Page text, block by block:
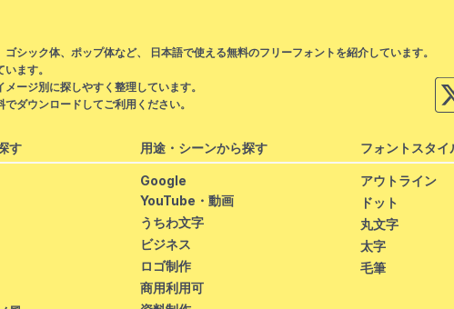
送
り
シック体、ポップ体など、 日本語で使える無料のフリーフォントを紹介しています。
ます。
ージ別に探しやすく整理しています。
ダウンロードしてご利用ください。
す 用途・シーンから探す
Google
YouTube・動画
うちわ文字
ビジネス
ロゴ制作
商用利用可
フォントスタイ
アウトライン
ドット
丸文字
太字
毛筆